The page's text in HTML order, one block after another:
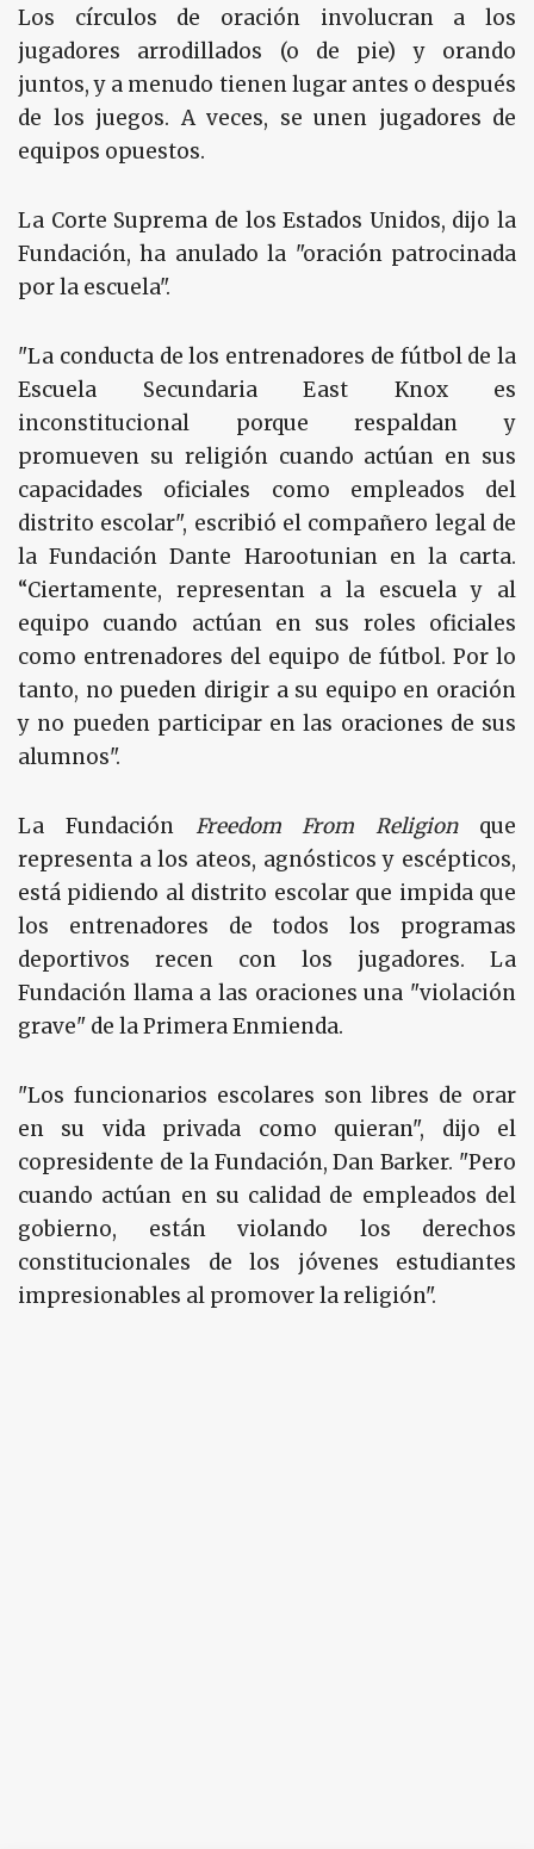
Los círculos de oración involucran a los
jugadores arrodillados (o de pie) y orando
juntos, y a menudo tienen lugar antes o después
de los juegos. A veces, se unen jugadores de
equipos opuestos.
La Corte Suprema de los Estados Unidos, dijo la
Fundación, ha anulado la "oración patrocinada
por la escuela".
"La conducta de los entrenadores de fútbol de la
Escuela Secundaria East Knox es
inconstitucional porque respaldan y
promueven su religión cuando actúan en sus
capacidades oficiales como empleados del
distrito escolar", escribió el compañero legal de
la Fundación Dante Harootunian en la carta.
“Ciertamente, representan a la escuela y al
equipo cuando actúan en sus roles oficiales
como entrenadores del equipo de fútbol. Por lo
tanto, no pueden dirigir a su equipo en oración
y no pueden participar en las oraciones de sus
alumnos".
La Fundación Freedom From Religionque
representa a los ateos, agnósticos y escépticos,
está pidiendo al distrito escolar que impida que
los entrenadores de todos los programas
deportivos recen con los jugadores. La
Fundación llama a las oraciones una "violación
grave" de la Primera Enmienda.
"Los funcionarios escolares son libres de orar
en su vida privada como quieran", dijo el
copresidente de la Fundación, Dan Barker. "Pero
cuando actúan en su calidad de empleados del
gobierno, están violando los derechos
constitucionales de los jóvenes estudiantes
impresionables al promover la religión".